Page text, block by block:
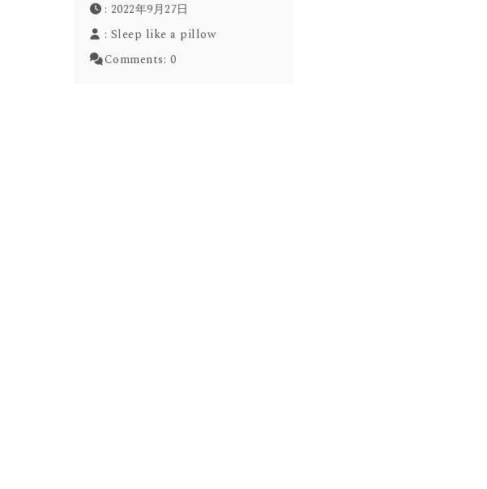
: 2022年9月27日
: Sleep like a pillow
Comments: 0